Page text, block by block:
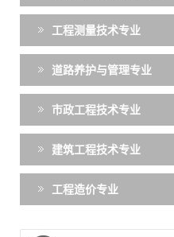
工程测量技术专业
道路养护与管理专业
市政工程技术专业
建筑工程技术专业
工程造价专业